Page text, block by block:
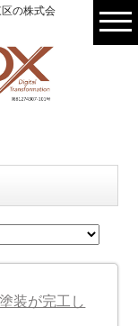
の株式会
装が完工し